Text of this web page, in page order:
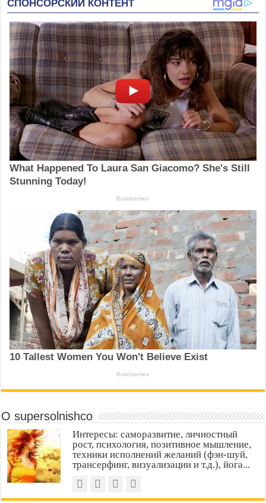
О supersolnishco
Интересы: саморазвитие, личностный
рост, психология, позитивное мышление,
техники исполнений желаний (фэн-шуй,
трансерфинг, визуализации и т.д.), йога...